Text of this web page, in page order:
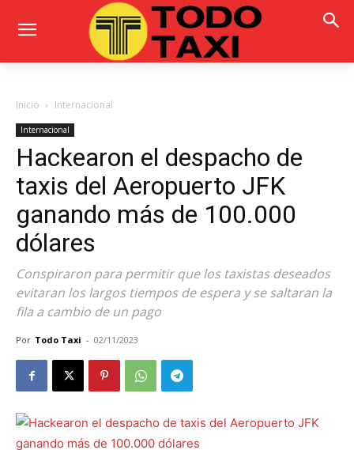
Inicio Internacional
Internacional
Hackearon el despacho de
taxis del Aeropuerto JFK
ganando más de 100.000
dólares
Conspiraron para permitir que los taxistas deseados
evitaran los largos tiempos de espera y se saltaran la
fila a cambio de un pago
Por Todo Taxi - 02/11/2023